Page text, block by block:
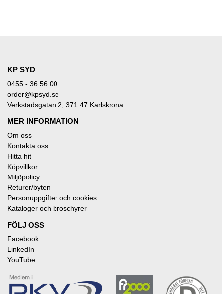
KP SYD
0455 - 36 56 00
order@kpsyd.se
Verkstadsgatan 2, 371 47 Karlskrona
MER INFORMATION
Om oss
Kontakta oss
Hitta hit
Köpvillkor
Miljöpolicy
Returer/byten
Personuppgifter och cookies
Kataloger och broschyrer
FÖLJ OSS
Facebook
LinkedIn
YouTube